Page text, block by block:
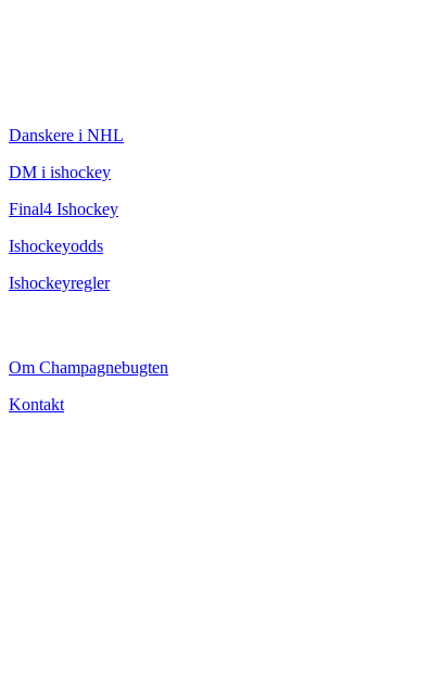
Danskere i NHL
DM i ishockey
Final4 Ishockey
Ishockeyodds
Ishockeyregler
Om Champagnebugten
Kontakt